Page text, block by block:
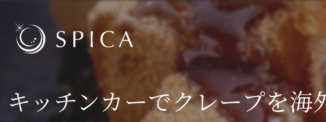
キッチンカーでクレープを